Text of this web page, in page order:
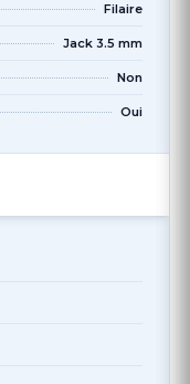
Filaire
Jack 3.5 mm
Non
Oui